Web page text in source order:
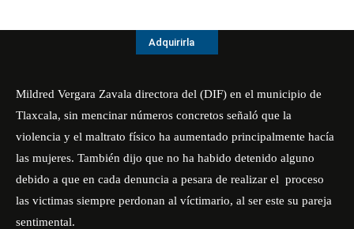
Adquirirla
Mildred Vergara Zavala directora del (DIF) en el municipio de
Tlaxcala, sin mencinar números concretos señaló que la
violencia y el maltrato físico ha aumentado principalmente hacía
las mujeres. También dijo que no ha habido detenido alguno
debido a que en cada denuncia a pesara de realizar el proceso
las victimas siempre perdonan al víctimario, al ser este su pareja
sentimental.